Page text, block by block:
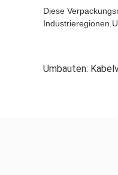
Diese
Umbauten: